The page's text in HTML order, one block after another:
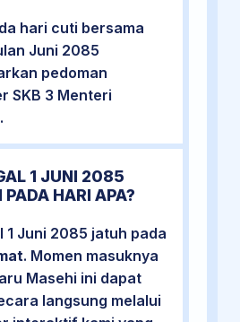
hari cuti bersama
Juni 2085
pedoman
SKB 3 Menteri
1 JUNI 2085
HARI APA?
1 Juni 2085 jatuh pada
. Momen masuknya
Masehi ini dapat
langsung melalui